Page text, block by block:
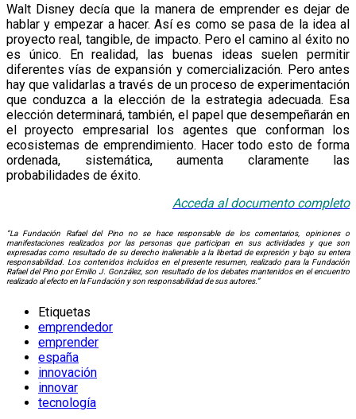
Walt Disney decía que la manera de emprender es dejar de
hablar y empezar a hacer. Así es como se pasa de la idea al
proyecto real, tangible, de impacto. Pero el camino al éxito no
es único. En realidad, las buenas ideas suelen permitir
diferentes vías de expansión y comercialización. Pero antes
hay que validarlas a través de un proceso de experimentación
que conduzca a la elección de la estrategia adecuada. Esa
elección determinará, también, el papel que desempeñarán en
el proyecto empresarial los agentes que conforman los
ecosistemas de emprendimiento. Hacer todo esto de forma
ordenada, sistemática, aumenta claramente las
probabilidades de éxito.
Acceda al documento completo
“La Fundación Rafael del Pino no se hace responsable de los comentarios, opiniones o
manifestaciones realizados por las personas que participan en sus actividades y que son
expresadas como resultado de su derecho inalienable a la libertad de expresión y bajo su entera
responsabilidad. Los contenidos incluidos en el presente resumen, realizado para la Fundación
Rafael del Pino por Emilio J. González, son resultado de los debates mantenidos en el encuentro
realizado al efecto en la Fundación y son responsabilidad de sus autores.”
Etiquetas
emprendedor
emprender
españa
innovación
innovar
tecnología